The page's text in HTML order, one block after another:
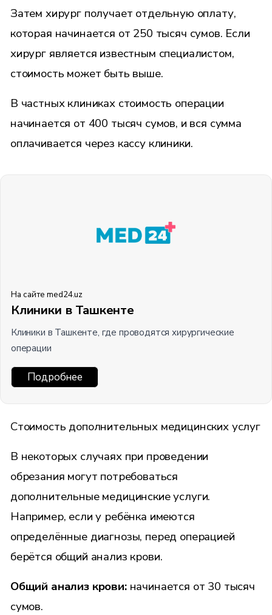
Затем хирург получает отдельную оплату,
которая начинается от 250 тысяч сумов. Если
хирург является известным специалистом,
стоимость может быть выше.
В частных клиниках стоимость операции
начинается от 400 тысяч сумов, и вся сумма
оплачивается через кассу клиники.
На сайте med24.uz
Клиники в Ташкенте
Клиники в Ташкенте, где проводятся хирургические
операции
Подробнее
Стоимость дополнительных медицинских услуг
В некоторых случаях при проведении
обрезания могут потребоваться
дополнительные медицинские услуги.
Например, если у ребёнка имеются
определённые диагнозы, перед операцией
берётся общий анализ крови.
Общий анализ крови: начинается от 30 тысяч
сумов.